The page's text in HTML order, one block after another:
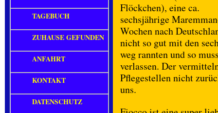
Flöckchen), eine ca.
sechsjährige
Wochen nach
nicht so gut mit den
weg rannten und so
verlassen. Der
Pflegestellen nicht
uns.
TAGEBUCH
ZUHAUSE GEFUNDEN
ANFAHRT
KONTAKT
DATENSCHUTZ